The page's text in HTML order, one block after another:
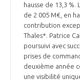
NOTRE HISTOIRE
L’ÉQUIPE DU GIFAS
NOS RÉSEAUX À
GEADS
COMITÉ AERO PME
STARTAIR
LES PROGRAMMES
LA MÉDIATION
hausse de 13,3
de 2 005 M€, en
contribution
Thales*. Patrice
poursuivi avec
prises de
deuxième année
une visibilité
Découvrez